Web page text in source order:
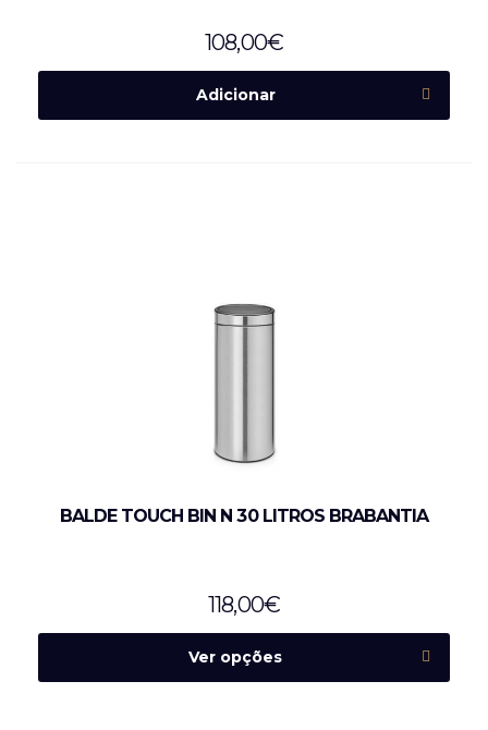
108,00€
Adicionar
BALDE TOUCH BIN N 30 LITROS BRABANTIA
118,00€
Ver opções